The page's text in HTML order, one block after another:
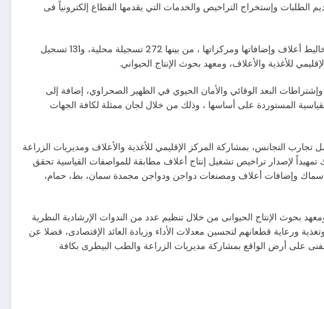
الطلبات وإستخراج التراخيص والخدمات التي يقدمها القطاع إلكترونياً فى
ووفقا للتقرير فقد تم خلال النصف الأول من مايو أيضا الموافقة على تسجيل 403 تسجيلة لمخاليط أعلاف وإضافاتها ومركزاتها ، من بينها 272 تسجيلة محلية، و131 تسجيل
للأغذية والأعلاف، ومعهد بحوث الإنتاج الحيواني.
وإشتراطات البعد الوقائي والأمان الحيوي في الظهير الصحراوي، إضافة إلى
للمواصفات القياسية المستوردة على أساسها ، وذلك من خلال لجان ممثلة لكافة الجهات
تجارب التجانس، بمشاركة المركز الإقليمي للأغذية والأعلاف ومديريات الزراعة
وأسماك، وذلك تمهيداً لإصدار تراخيص تشغيل إنتاج أعلاف مطابقة للمواصفات القياسية تحقق
أسماك وإضافات أعلاف ومصنعات دواجن ودواجن مجمدة سمان، بط، حمام،
بحوث الإنتاج الحيوانى من خلال تنظيم عدد من الندوات الإرشادية النظرية
ورعاية قطعانهم لتحسين معدلات الأداء وزيادة العائد الإقتصادى، فضلا عن
على أرض الواقع بمشاركة مديريات الزراعة والطب البيطرى بكافة